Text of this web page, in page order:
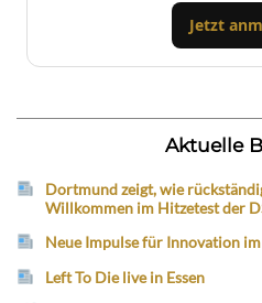
Jetzt
Aktuelle
Dortmund zeigt, wie
Willkommen im Hitzetest der
Neue Impulse für Innovation
Left To Die live in Essen